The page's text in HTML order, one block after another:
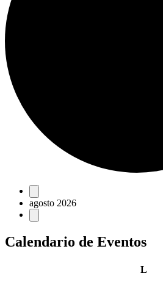
Eventos
agosto 2026
Calendario de Eventos
Llunes